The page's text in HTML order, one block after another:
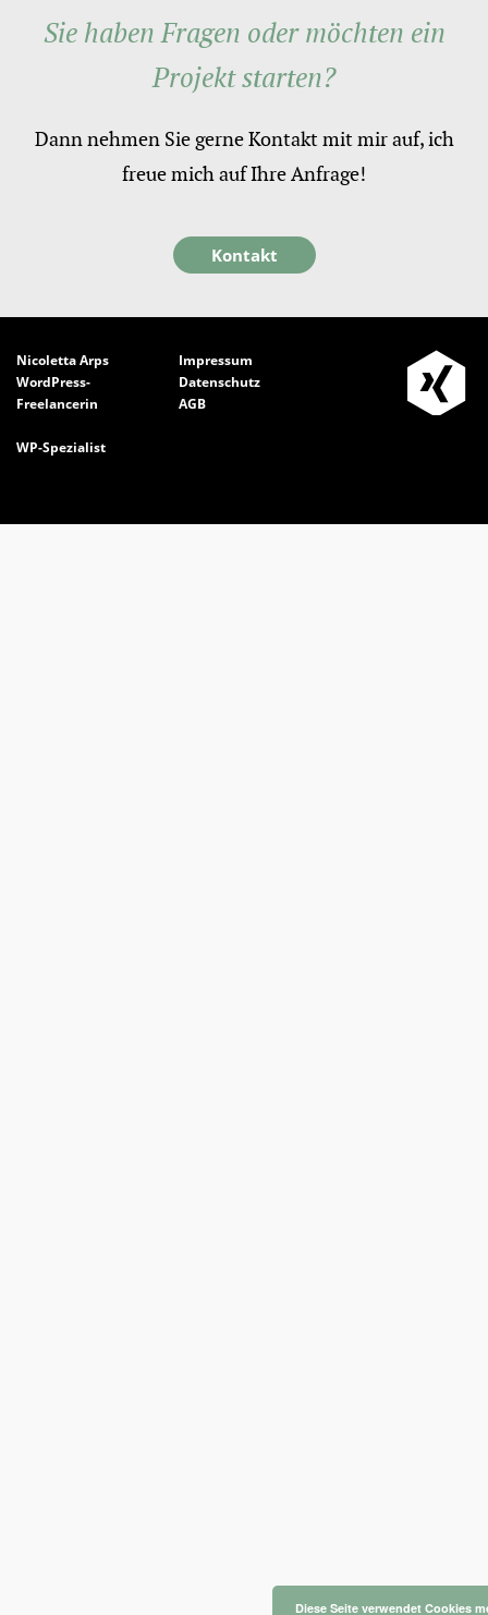
Sie haben Fragen oder möchten ein
Projekt starten?
Dann nehmen Sie gerne Kontakt mit mir auf, ich
freue mich auf Ihre Anfrage!
Kontakt
Nicoletta Arps
WordPress-
Freelancerin
WP-Spezialist
Impressum
Datenschutz
AGB
Diese Seite verwendet Cookies